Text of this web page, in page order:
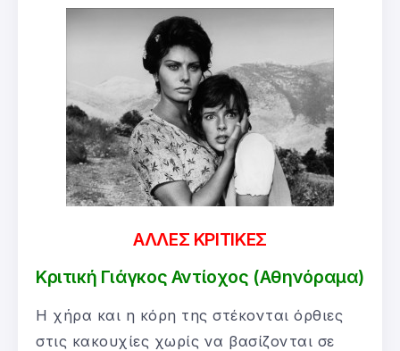
ΑΛΛΕΣ ΚΡΙΤΙΚΕΣ
Κριτική Γιάγκος Αντίοχος (Αθηνόραμα)
Η χήρα και η κόρη της στέκονται όρθιες
στις κακουχίες χωρίς να βασίζονται σε